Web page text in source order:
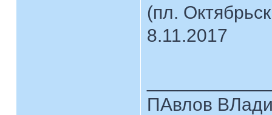
(пл.
8.11.2017
ПАвлов